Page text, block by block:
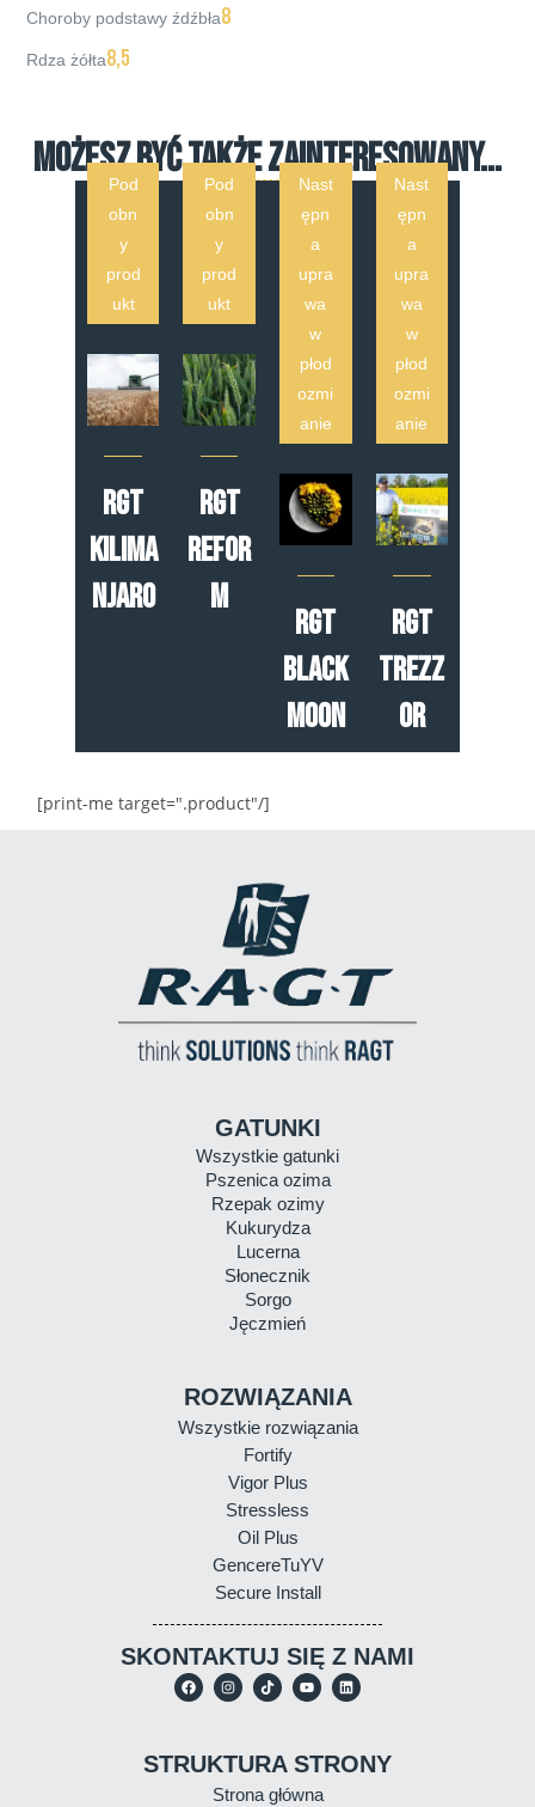
Choroby podstawy źdźbła8
Rdza żółta8,5
MOŻESZ BYĆ TAKŻE ZAINTERESOWANY...
Pod
obn
y
prod
ukt
RGT
Kilima
njaro
Pod
obn
y
prod
ukt
RGT
Refor
m
Nast
ępn
a
upra
wa
w
płod
ozmi
anie
RGT
Black
moon
Nast
ępn
a
upra
wa
w
płod
ozmi
anie
RGT
Trezz
or
[print-me target=".product"/]
GATUNKI
Wszystkie gatunki
Pszenica ozima
Rzepak ozimy
Kukurydza
Lucerna
Słonecznik
Sorgo
Jęczmień
ROZWIĄZANIA
Wszystkie rozwiązania
Fortify
Vigor Plus
Stressless
Oil Plus
GencereTuYV
Secure Install
SKONTAKTUJ SIĘ Z NAMI
STRUKTURA STRONY
Strona główna